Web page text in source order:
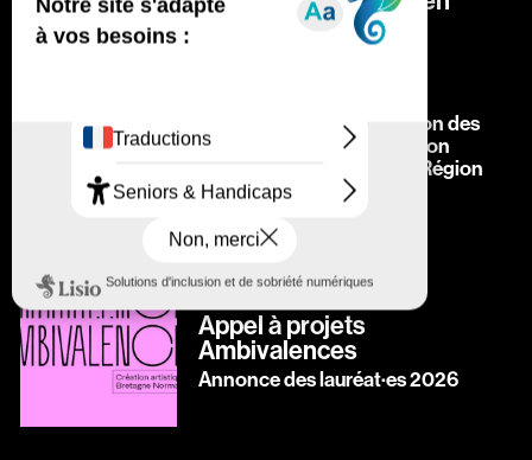
2027
de réponse à la suppression des
subventions de l’association
Songo (Stereolux) par la Région
Pays de la Loire
Arts & cultures numériques
Appel à projets
Ambivalences
Annonce des lauréat·es 2026